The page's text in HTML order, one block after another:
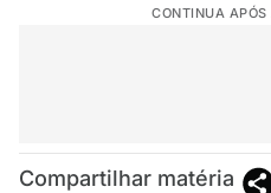
CONTINUA
Compartilhar matéria